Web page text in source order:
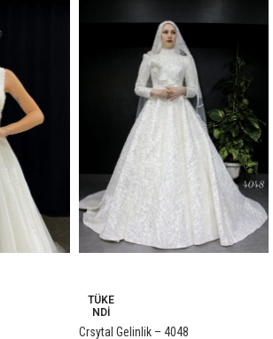
TÜKE
NDI
Crsytal Gelinlik – 4048